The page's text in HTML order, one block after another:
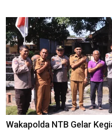
Wakapolda NTB Gelar